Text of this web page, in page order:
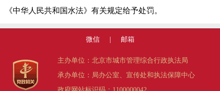
《中华人民共和国水法》有关规定给予处罚。
微信 邮箱
主办单位：北京市城市管理综合行政执法局
承办单位：局办公室、宣传处和执法保障中心